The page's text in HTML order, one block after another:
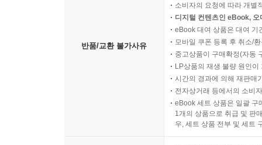
반품/교환 불가사유
소비자의 요청에 따라 개별
디지털 컨텐츠인 eBook,
eBook 대여 상품은 대여 기
모바일 쿠폰 등록 후 취소/
중고상품이 구매확정(자동
LP상품의 재생 불량 원인
시간의 경과에 의해 재판매
전자상거래 등에서의 소비
eBook 세트 상품은 일괄 구
1개의 상품으로 취급 및 판
우, 세트 상품 전부 및 세트